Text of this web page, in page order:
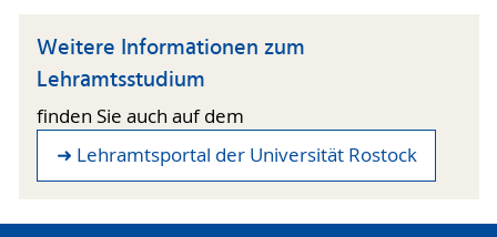
Weitere Informationen zum
Lehramtsstudium
finden Sie auch auf dem
➜ Lehramtsportal der Universität Rostock